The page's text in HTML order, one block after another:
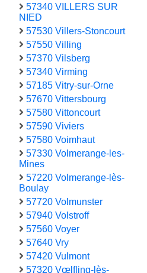
57340 VILLERS SUR
NIED
57530 Villers-Stoncourt
57550 Villing
57370 Vilsberg
57340 Virming
57185 Vitry-sur-Orne
57670 Vittersbourg
57580 Vittoncourt
57590 Viviers
57580 Voimhaut
57330 Volmerange-les-
Mines
57220 Volmerange-lès-
Boulay
57720 Volmunster
57940 Volstroff
57560 Voyer
57640 Vry
57420 Vulmont
57320 Vœlfling-lès-